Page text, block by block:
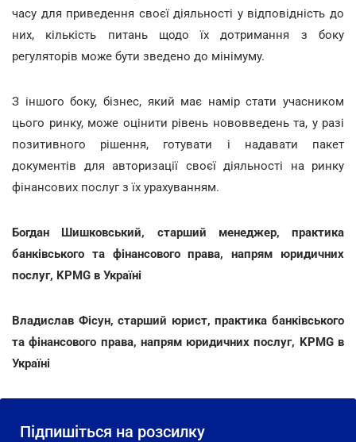
часу для приведення своєї діяльності у відповідність до
них, кількість питань щодо їх дотримання з боку
регуляторів може бути зведено до мінімуму.
З іншого боку, бізнес, який має намір стати учасником
цього ринку, може оцінити рівень нововведень та, у разі
позитивного рішення, готувати і надавати пакет
документів для авторизації своєї діяльності на ринку
фінансових послуг з їх урахуванням.
Богдан Шишковський, старший менеджер, практика
банківського та фінансового права, напрям юридичних
послуг, KPMG в Україні
Владислав Фісун, старший юрист, практика банківського
та фінансового права, напрям юридичних послуг, KPMG в
Україні
Підпишіться на розсилку